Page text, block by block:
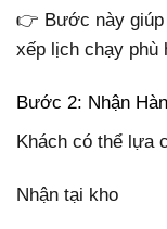
👉 Bước này giúp
xếp lịch chạy phù
Bước 2: Nhận
Khách có thể lựa
Nhận tại kho